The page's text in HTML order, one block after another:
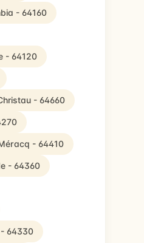
- 64160
- 64120
- 64660
- 64410
- 64360
64330